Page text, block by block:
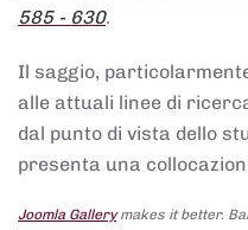
585 - 630.
Il saggio,
alle attuali linee di
dal punto di vista dello
presenta una
Joomla Gallerymakes it better.